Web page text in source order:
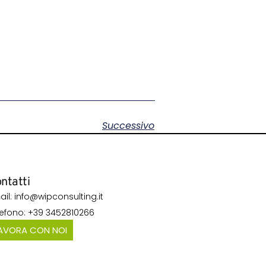
Successivo
info@wipconsulting.it
+39 3452810266
CON NOI